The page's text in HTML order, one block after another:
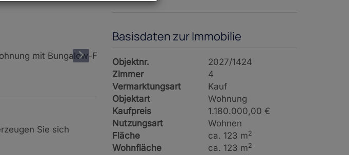
Sie sich
Basisdaten zur Immobilie
Objektnr.
2027/1424
Zimmer
4
Vermarktungsart
Kauf
Objektart
Wohnung
Kaufpreis
1.180.000,00 €
Nutzungsart
Wohnen
Fläche
ca. 123 m2
Wohnfläche ca. 123 m2